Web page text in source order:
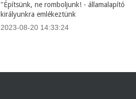
"Építsünk, ne romboljunk! - államalapító
királyunkra emlékeztünk
2023-08-20 14:33:24